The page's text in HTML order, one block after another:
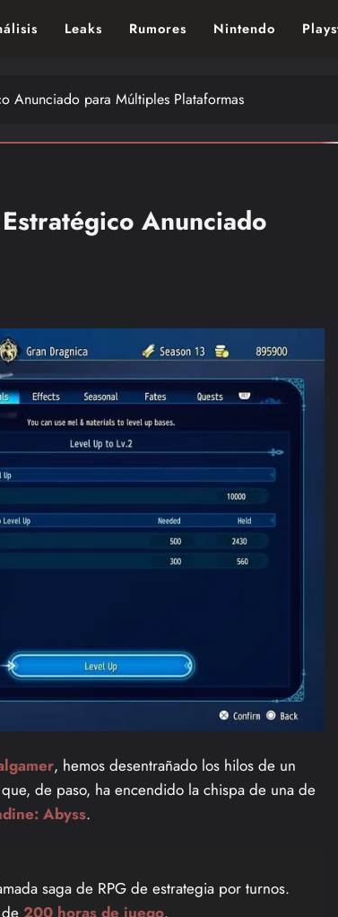
Leaks Rumores Nintendo
Anunciado para Múltiples Plataformas
Anunciado
, hemos desentrañado los hilos de un
de paso, ha encendido la chispa de una de
Abyss.
saga de RPG de estrategia por turnos.
200 horas de juego.